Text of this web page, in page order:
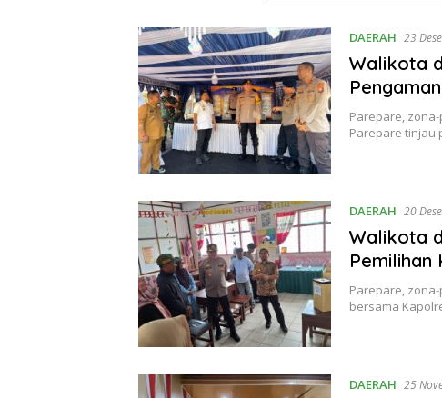
DAERAH 23
Walikota
Parepare,
Parepare tinjau
DAERAH 20
Walikota
Pemilihan
Parepare,
bersama
DAERAH 25